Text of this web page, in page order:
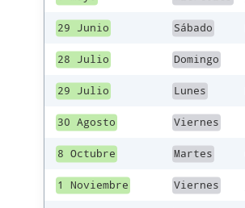
29 Junio Sábado
28 Julio Domingo
29 Julio Lunes
30 Agosto Viernes
8 Octubre Martes
1 Noviembre Viernes